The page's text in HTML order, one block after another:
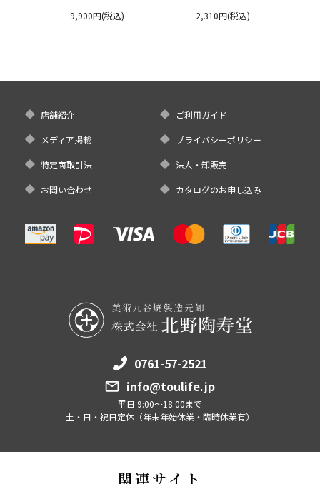
9,900円(税込) 2,310円(税込)
店舗紹介 ご利用ガイド
メディア掲載 プライバシーポリシー
特定商取引法 法人・卸販売
お問い合わせ カタログのお申し込み
0761-57-2521
info@toulife.jp
平日 9:00～18:00まで
土・日・祝日定休（年末年始休業・臨時休業有）
関連サイト